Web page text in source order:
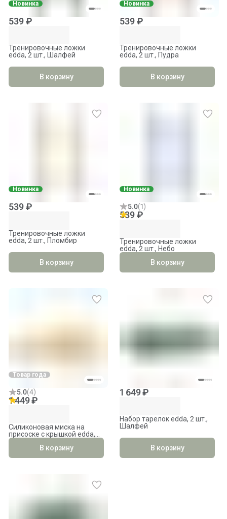
Новинка
539 ₽
Тренировочные ложки
edda, 2 шт., Шалфей
В корзину
Новинка
539 ₽
Тренировочные ложки
edda, 2 шт., Пудра
В корзину
Новинка
539 ₽
Тренировочные ложки
edda, 2 шт., Пломбир
В корзину
Новинка
5.0(1)
539 ₽
Тренировочные ложки
edda, 2 шт., Небо
В корзину
Товар года
5.0(4)
1 449 ₽
Силиконовая миска на
присоске с крышкой edda,
Мимоза
В корзину
1 649 ₽
Набор тарелок edda, 2 шт.,
Шалфей
В корзину